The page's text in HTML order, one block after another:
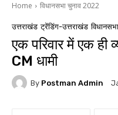
Home विधानसभा चुनाव 2022
उत्तराखंड ट्रेंडिंग-उत्तराखंड
एक परिवार में एक ही
CM धामी
By Postman Admin